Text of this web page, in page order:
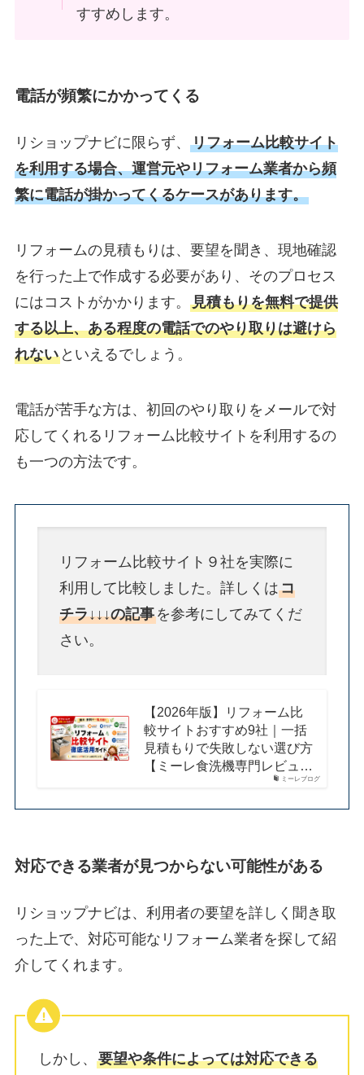
すすめします。
電話が頻繁にかかってくる
リショップナビに限らず、 リフォーム比較サイト
を利用する場合、運営元やリフォーム業者から頻
繁に電話が掛かってくるケースがあります。
リフォームの見積もりは、要望を聞き、現地確認
を行った上で作成する必要があり、そのプロセス
にはコストがかかります。 見積もりを無料で提供
する以上、ある程度の電話でのやり取りは避けら
れないといえるでしょう。
電話が苦手な方は、初回のやり取りをメールで対
応してくれるリフォーム比較サイトを利用するの
も一つの方法です。
リフォーム比較サイト９社を実際に
利用して比較しました。詳しくはコ
チラ↓↓↓の記事を参考にしてみてくだ
さい。
ミーレブログ
【2026年版】リフォーム比
較サイトおすすめ9社｜一括
見積もりで失敗しない選び方
【ミーレ食洗機専門レビュ…
対応できる業者が見つからない可能性がある
リショップナビは、利用者の要望を詳しく聞き取
った上で、対応可能なリフォーム業者を探して紹
介してくれます。
しかし、 要望や条件によっては対応できる